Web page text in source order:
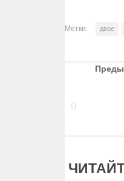
Метки: двое